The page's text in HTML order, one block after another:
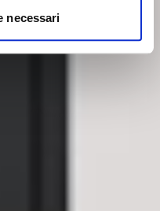
necessari